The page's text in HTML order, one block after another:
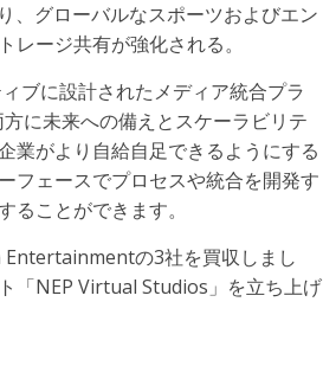
、グローバルなスポーツおよびエン
ージ共有が強化される。
ブに設計されたメディア統合プラ
に未来への備えとスケーラビリテ
業がより自給自足できるようにする
フェースでプロセスや統合を開発す
ことができます。
の3社を買収しまし
「NEP Virtual Studios」を立ち上げ